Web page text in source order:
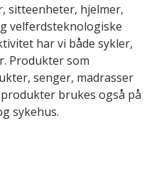
sitteenheter, hjelmer,
velferdsteknologiske
har vi både sykler,
Produkter som
senger, madrasser
brukes også på
sykehus.